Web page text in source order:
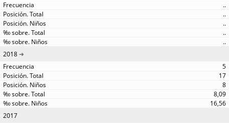
..
..
..
..
..
2018
5
17
8
8,09
16,56
2017